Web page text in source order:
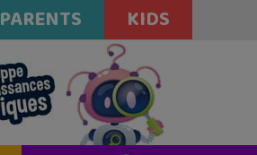
PARENTS KIDS